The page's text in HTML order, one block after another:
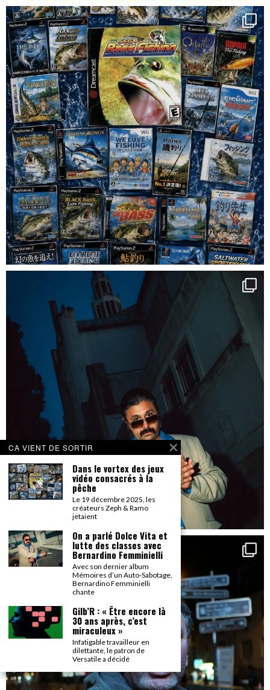
CA VIENT DE SORTIR
Dans le vortex des jeux
vidéo consacrés à la
pêche
Le 19 décembre 2025, les
créateurs Zeph & Ramo
jetaient
On a parlé Dolce Vita et
lutte des classes avec
Bernardino Femminielli
Avec son dernier album
Mémoires d’un Auto-Sabotage,
Bernardino Femminielli
chante
Gilb’R : « Être encore là
30 ans après, c’est
miraculeux »
Infatigable travailleur en
dilettante, le patron de
Versatile a décidé